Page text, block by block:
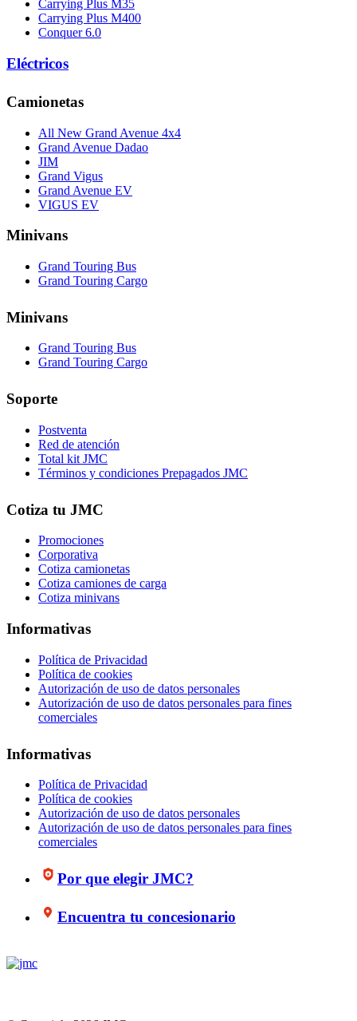
Carrying Plus M35
Carrying Plus M400
Conquer 6.0
Eléctricos
Camionetas
All New Grand Avenue 4x4
Grand Avenue Dadao
JIM
Grand Vigus
Grand Avenue EV
VIGUS EV
Minivans
Grand Touring Bus
Grand Touring Cargo
Minivans
Grand Touring Bus
Grand Touring Cargo
Soporte
Postventa
Red de atención
Total kit JMC
Términos y condiciones Prepagados JMC
Cotiza tu JMC
Promociones
Corporativa
Cotiza camionetas
Cotiza camiones de carga
Cotiza minivans
Informativas
Política de Privacidad
Política de cookies
Autorización de uso de datos personales
Autorización de uso de datos personales para fines
comerciales
Informativas
Política de Privacidad
Política de cookies
Autorización de uso de datos personales
Autorización de uso de datos personales para fines
comerciales
Por que elegir JMC?
Encuentra tu concesionario